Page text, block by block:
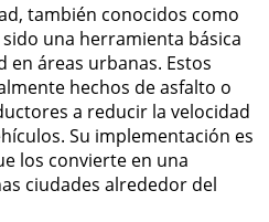
también conocidos como
una herramienta básica
áreas urbanas. Estos
hechos de asfalto o
a reducir la velocidad
Su implementación es
los convierte en una
ciudades alrededor del